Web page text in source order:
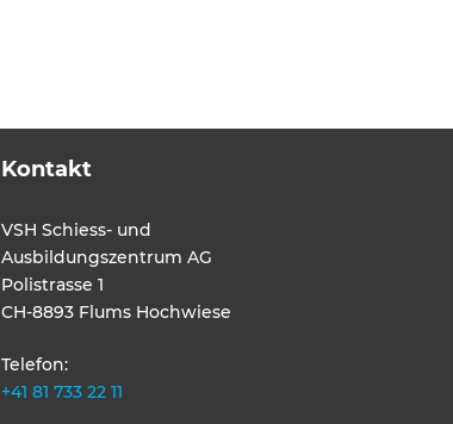
Kontakt
VSH Schiess- und
Ausbildungszentrum AG
Polistrasse 1
CH-8893 Flums Hochwiese
Telefon:
+41 81 733 22 11